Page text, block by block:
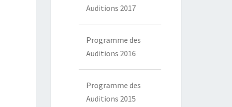
Auditions 2017
Programme des
Auditions 2016
Programme des
Auditions 2015